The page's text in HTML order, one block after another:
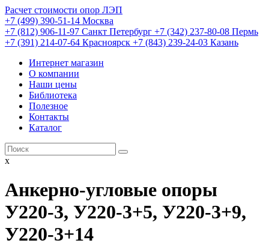
Расчет стоимости опор ЛЭП
+7 (499) 390-51-14 Москва
+7 (812) 906-11-97 Санкт Петербург +7 (342) 237-80-08 Пермь
+7 (391) 214-07-64 Красноярск +7 (843) 239-24-03 Казань
Интернет магазин
О компании
Наши цены
Библиотека
Полезное
Контакты
Каталог
x
Анкерно-угловые опоры
У220-3, У220-3+5, У220-3+9,
У220-3+14